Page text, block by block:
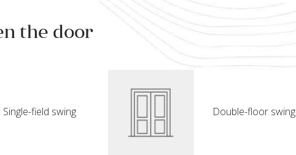
the door
Single-field swing Double-floor swing